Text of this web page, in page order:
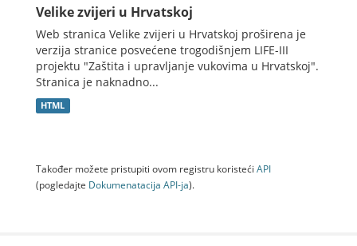
Velike zvijeri u Hrvatskoj
Web stranica Velike zvijeri u Hrvatskoj proširena je
verzija stranice posvećene trogodišnjem LIFE-III
projektu "Zaštita i upravljanje vukovima u Hrvatskoj".
Stranica je naknadno...
HTML
Također možete pristupiti ovom registru koristeći API
(pogledajte Dokumenаtаcijа API-jа).